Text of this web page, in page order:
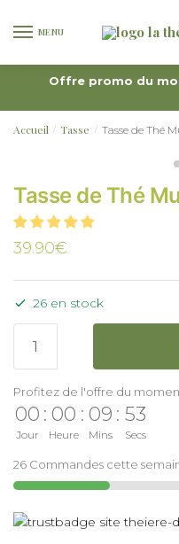
MENU
Offre promo du
Accueil / Tasse / Tasse de Thé
Tasse de Thé
39.90€
26 en stock
Profitez de l'offre du
00
Jour
: 00
Heure
: 09
Mins
: 52
Secs
26 Commandes cette